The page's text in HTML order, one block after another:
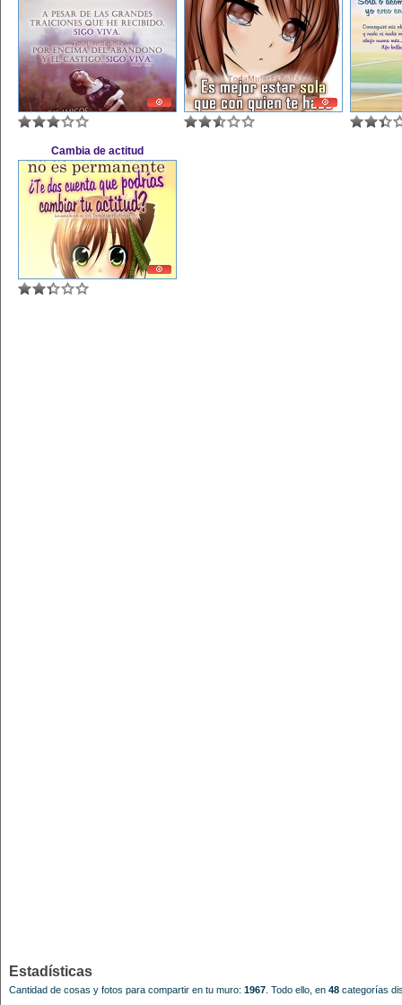
Cambia de actitud
Estadísticas
Cantidad de cosas y fotos para compartir en tu muro: 1967 Todo ello, en 48 categorías